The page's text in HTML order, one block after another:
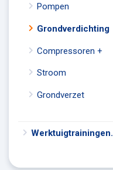
Pompen
Grondverdichting
Compressoren +
Stroom
Grondverzet
Werktuigtrainingen.